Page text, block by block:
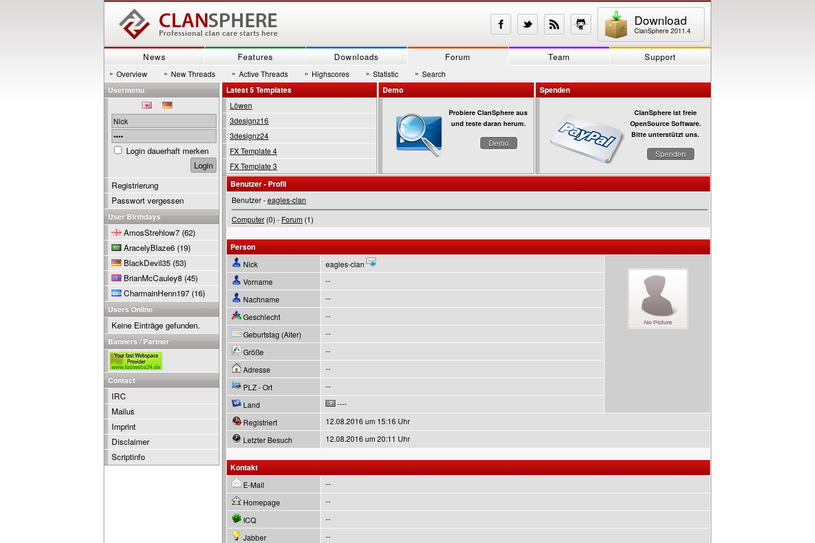
Download
ClanSphere 2011.4
News Features Downloads Forum Team Support
» Overview » New Threads » Active Threads » Highscores » Statistic » Search
Latest 5 Templates
Löwen
3designz16
3designz24
FX Template 4
FX Template 3
Demo
Probiere ClanSphere aus
und teste daran herum.
Demo
Spenden
ClanSphere ist freie
OpenSource Software.
Bitte unterstützt uns.
Spenden
Benutzer - Profil
Benutzer -eagles-clan
Computer (0) - Forum (1)
Person
Nick
eagles-clan
Vorname
--
Nachname
--
Geschlecht
--
Geburtstag (Alter)
--
Größe
--
Adresse
--
PLZ - Ort
--
Land
----
Registriert
12.08.2016 um 15:16 Uhr
Letzter Besuch
12.08.2016 um 20:11 Uhr
Kontakt
E-Mail
--
Homepage
--
ICQ
--
Jabber
--
Usermenu
Login dauerhaft merken
Registrierung
Passwort vergessen
User Birthdays
AmosStrehlow7 (62)
AracelyBlaze6 (19)
BlackDevil35 (53)
BrianMcCauley8 (45)
CharmainHenn197 (16)
Users Online
Keine Einträge gefunden.
Banners / Partner
Contact
IRC
Mailus
Imprint
Disclaimer
Scriptinfo